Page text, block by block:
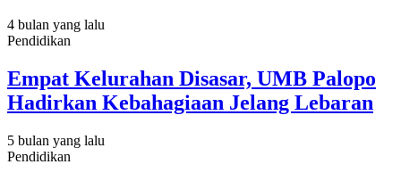
4 bulan yang lalu
Pendidikan
Empat Kelurahan Disasar, UMB Palopo
Hadirkan Kebahagiaan Jelang Lebaran
5 bulan yang lalu
Pendidikan